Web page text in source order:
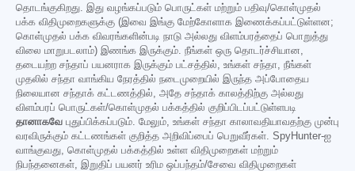
தொடங்குகிறது. இது வழங்கப்படும் பொருட்கள் மற்றும் பதிவு/கொள்முதல்
பக்க விதிமுறைகளுக்கு (இவை இங்கு மேற்கோளாக இணைக்கப்பட்டுள்ளன;
கொள்முதல் பக்க விவரங்களின்படி நாடு அல்லது விளம்பரத்தைப் பொறுத்து
விலை மாறுபடலாம்) இணங்க இருக்கும். நீங்கள் ஒரு தொடர்ச்சியான,
தடையற்ற சந்தாப் பயனராக இருக்கும் பட்சத்தில், உங்கள் சந்தா, நீங்கள்
முதலில் சந்தா வாங்கிய நேரத்தில் நடைமுறையில் இருந்த அப்போதைய
நிலையான சந்தாக் கட்டணத்தில், அதே சந்தாக் காலத்திற்கு அல்லது
விளம்பரப் பொருட்கள்/கொள்முதல் பக்கத்தில் குறிப்பிடப்பட்டுள்ளபடி
தானாகவே புதுப்பிக்கப்படும். மேலும், உங்கள் சந்தா காலாவதியாவதற்கு முன்பு
வரவிருக்கும் கட்டணங்கள் குறித்த அறிவிப்பைப் பெறுவீர்கள். SpyHunter-ஐ
வாங்குவது, கொள்முதல் பக்கத்தில் உள்ள விதிமுறைகள் மற்றும்
நிபந்தனைகள், இறுதிப் பயனர் உரிம ஒப்பந்தம்/சேவை விதிமுறைகள்